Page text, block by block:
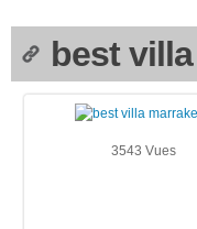
best
3543 Vues